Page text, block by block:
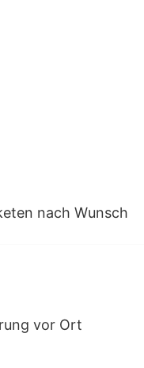
nach Wunsch
vor Ort